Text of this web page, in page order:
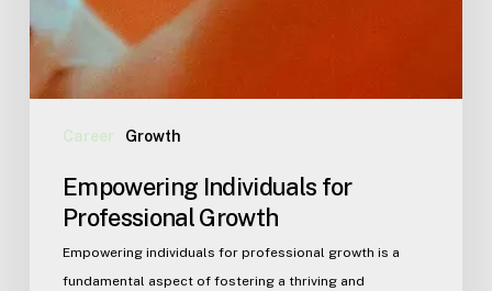
Career Growth
Empowering Individuals for
Professional Growth
Empowering individuals for professional growth is a
fundamental aspect of fostering a thriving and